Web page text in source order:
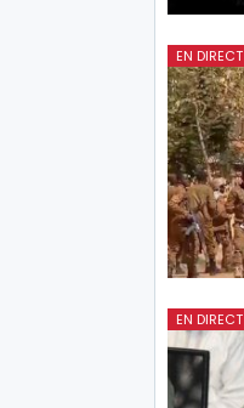
EN DIRECT
EN DIRECT